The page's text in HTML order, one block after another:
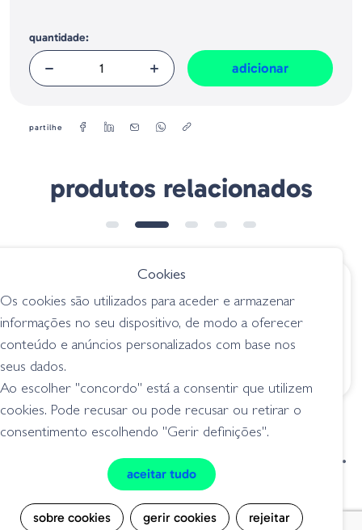
quantidade:
adicionar
partilhe
produtos relacionados
€ 5.95 desde
Anzol Owner 5154
Wacky Jig Head
6th Sense Treble
Head - Baby Shad
condições de venda
livro de reclamações
privacidade
cookies
Grilo Pesca - Loja de Pesca e Competição © Todos os direitos reservados |
Cookies
Os cookies são utilizados para aceder e armazenar
informações no seu dispositivo, de modo a oferecer
conteúdo e anúncios personalizados com base nos
seus dados.
Ao escolher "concordo" está a consentir que utilizem
cookies. Pode recusar ou pode recusar ou retirar o
consentimento escolhendo "Gerir definições".
aceitar tudo
sobre cookies gerir cookies rejeitar